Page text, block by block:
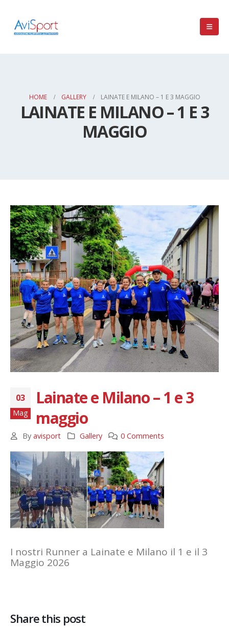
HOME GALLERY LAINATE E MILANO – 1 E 3 MAGGIO
LAINATE E MILANO – 1 E 3
MAGGIO
03
Mag
Lainate e Milano – 1 e 3
maggio
By avisport Gallery 0 Comments
I nostri Runner a Lainate e Milano il 1 e il 3
Maggio 2026
Share this post